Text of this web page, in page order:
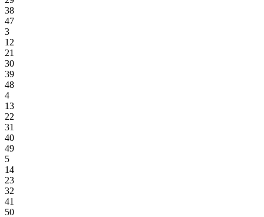
38
47
3
12
21
30
39
48
4
13
22
31
40
49
5
14
23
32
41
50